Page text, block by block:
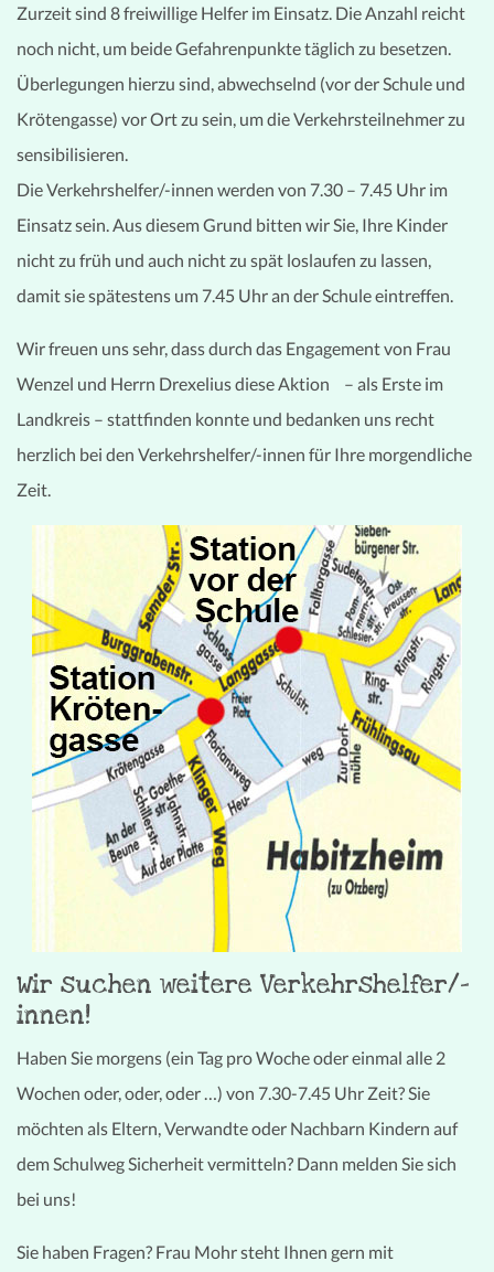
Zurzeit sind 8 freiwillige Helfer im Einsatz. Die Anzahl reicht
noch nicht, um beide Gefahrenpunkte täglich zu besetzen.
Überlegungen hierzu sind, abwechselnd (vor der Schule und
Krötengasse) vor Ort zu sein, um die Verkehrsteilnehmer zu
sensibilisieren.
Die Verkehrshelfer/-innen werden von 7.30 – 7.45 Uhr im
Einsatz sein. Aus diesem Grund bitten wir Sie, Ihre Kinder
nicht zu früh und auch nicht zu spät loslaufen zu lassen,
damit sie spätestens um 7.45 Uhr an der Schule eintreffen.
Wir freuen uns sehr, dass durch das Engagement von Frau
Wenzel und Herrn Drexelius diese Aktion – als Erste im
Landkreis – stattfinden konnte und bedanken uns recht
herzlich bei den Verkehrshelfer/-innen für Ihre morgendliche
Zeit.
Wir suchen weitere Verkehrshelfer/-
innen!
Haben Sie morgens (ein Tag pro Woche oder einmal alle 2
Wochen oder, oder, oder …) von 7.30-7.45 Uhr Zeit? Sie
möchten als Eltern, Verwandte oder Nachbarn Kindern auf
dem Schulweg Sicherheit vermitteln? Dann melden Sie sich
bei uns!
Sie haben Fragen? Frau Mohr steht Ihnen gern mit